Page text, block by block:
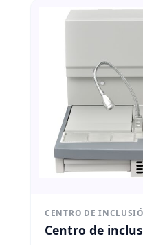
CENTRO DE
Centro de